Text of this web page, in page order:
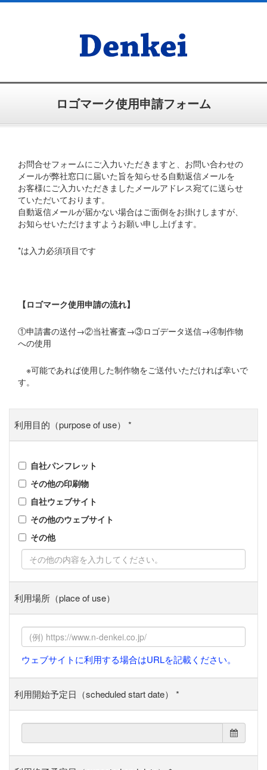
ロゴマーク使用申請フォーム
お問合せフォームにご入力いただきますと、お問い合わせの
メールが弊社窓口に届いた旨を知らせる自動返信メールを
お客様にご入力いただきましたメールアドレス宛てに送らせ
ていただいております。
自動返信メールが届かない場合はご面倒をお掛けしますが、
お知らせいただけますようお願い申し上げます。
*は入力必須項目です
【ロゴマーク使用申請の流れ】
①申請書の送付→②当社審査→③ロゴデータ送信→④制作物
への使用
※可能であれば使用した制作物をご送付いただければ幸いで
す。
利用目的（purpose of use） *
自社パンフレット
その他の印刷物
自社ウェブサイト
その他のウェブサイト
その他
利用場所（place of use）
ウェブサイトに利用する場合はURLを記載ください。
利用開始予定日（scheduled start date） *